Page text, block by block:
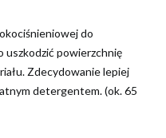
do
uszkodzić powierzchnię
Zdecydowanie lepiej
detergentem. (ok. 65